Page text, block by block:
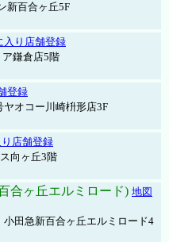
新百合ヶ丘5F
入り店舗登録
鎌倉店5階
登録
オコー川崎枡形店3F
店舗登録
向ヶ丘3階
合ヶ丘エルミロード) 地図
田急新百合ヶ丘エルミロード4